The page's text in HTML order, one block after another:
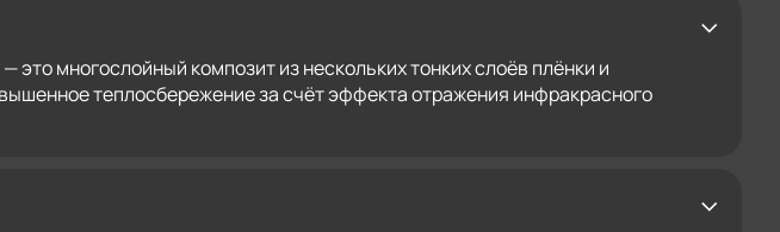
многослойный композит из нескольких тонких слоёв плёнки и
теплосбережение за счёт эффекта отражения инфракрасного